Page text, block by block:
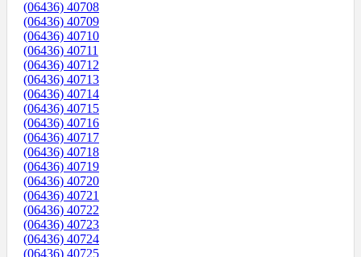
(06436) 40708
(06436) 40709
(06436) 40710
(06436) 40711
(06436) 40712
(06436) 40713
(06436) 40714
(06436) 40715
(06436) 40716
(06436) 40717
(06436) 40718
(06436) 40719
(06436) 40720
(06436) 40721
(06436) 40722
(06436) 40723
(06436) 40724
(06436) 40725